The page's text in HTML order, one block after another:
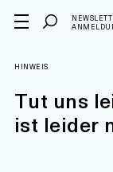
HINWEIS
Tut uns
ist leider